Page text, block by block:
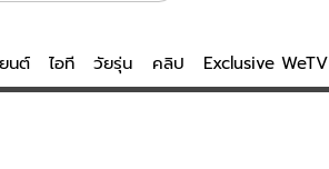
นต์ ไอที วัยรุ่น คลิป Exclusive WeTV